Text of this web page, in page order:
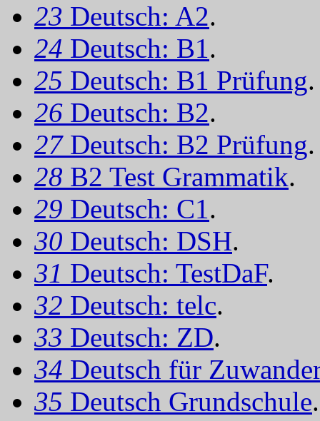
23 Deutsch: A2.
24 Deutsch: B1.
25 Deutsch: B1 Prüfung.
26 Deutsch: B2.
27 Deutsch: B2 Prüfung.
28 B2 Test Grammatik.
29 Deutsch: C1.
30 Deutsch: DSH.
31 Deutsch: TestDaF.
32 Deutsch: telc.
33 Deutsch: ZD.
34 Deutsch für
35 Deutsch Grundschule.